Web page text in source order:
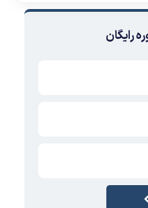
رایگان